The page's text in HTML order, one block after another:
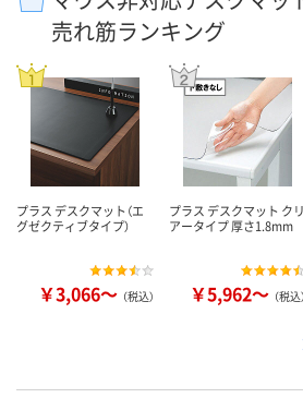
売れ筋ランキング
プラス デスクマット（エ
グゼクティブタイプ）
￥3,066～ （税込）
プラス デスクマット クリ
アータイプ 厚さ1.8mm
￥5,962～ （税込）